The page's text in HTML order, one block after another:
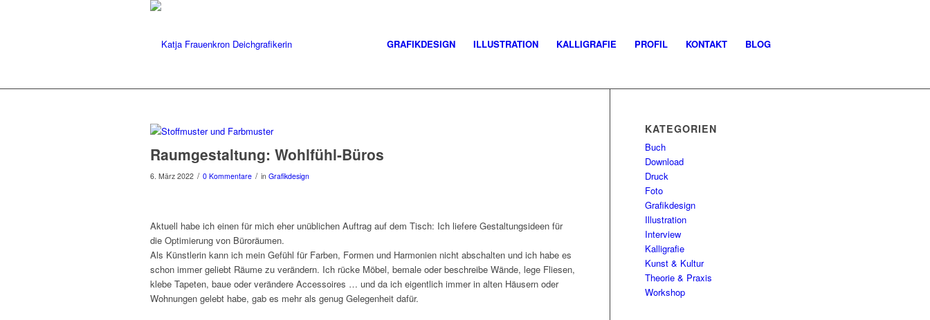
GRAFIKDESIGN ILLUSTRATION KALLIGRAFIE PROFIL KONTAKT BLOG
Raumgestaltung: Wohlfühl-Büros
6. März 2022 / 0 Kommentare / in Grafikdesign
Aktuell habe ich einen für mich eher unüblichen Auftrag auf dem Tisch: Ich liefere Gestaltungsideen für
die Optimierung von Büroräumen.
Als Künstlerin kann ich mein Gefühl für Farben, Formen und Harmonien nicht abschalten und ich habe es
schon immer geliebt Räume zu verändern. Ich rücke Möbel, bemale oder beschreibe Wände, lege Fliesen,
klebe Tapeten, baue oder verändere Accessoires … und da ich eigentlich immer in alten Häusern oder
Wohnungen gelebt habe, gab es mehr als genug Gelegenheit dafür.
KATEGORIEN
Buch
Download
Druck
Foto
Grafikdesign
Illustration
Interview
Kalligrafie
Kunst & Kultur
Theorie & Praxis
Workshop